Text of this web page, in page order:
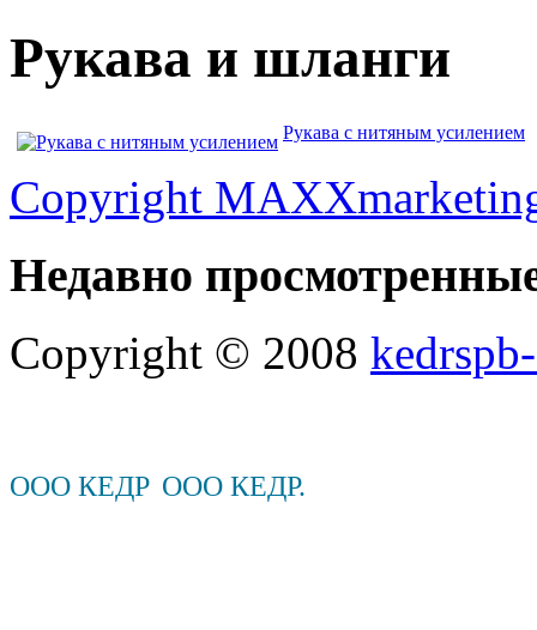
Рукава и шланги
Рукава с нитяным усилением
Copyright
Недавно
Copyright © 2008
ООО КЕДР ООО КЕДР.